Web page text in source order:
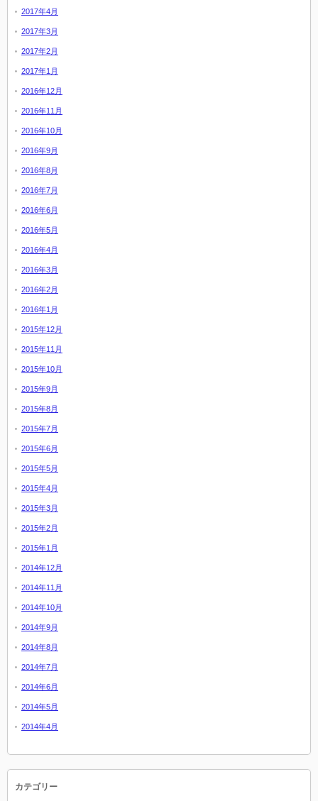
2017年4月
2017年3月
2017年2月
2017年1月
2016年12月
2016年11月
2016年10月
2016年9月
2016年8月
2016年7月
2016年6月
2016年5月
2016年4月
2016年3月
2016年2月
2016年1月
2015年12月
2015年11月
2015年10月
2015年9月
2015年8月
2015年7月
2015年6月
2015年5月
2015年4月
2015年3月
2015年2月
2015年1月
2014年12月
2014年11月
2014年10月
2014年9月
2014年8月
2014年7月
2014年6月
2014年5月
2014年4月
カテゴリー